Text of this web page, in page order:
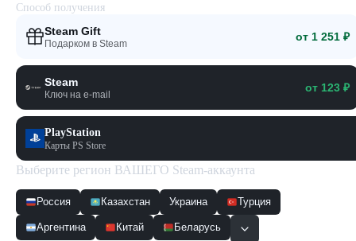
Способ получения
Steam Gift
Подарком в Steam
от 1 251 ₽
Steam
Ключ на e-mail
от 123 ₽
PlayStation
Карты PS Store
Выберите регион ВАШЕГО Steam-аккаунта
Россия Казахстан Украина Турция
Аргентина Китай Беларусь